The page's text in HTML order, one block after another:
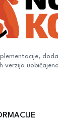
verzija